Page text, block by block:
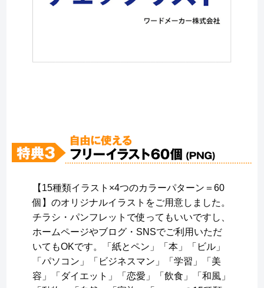
【15種類イラスト×4つのカラーパターン＝60
個】のオリジナルイラストをご用意しました。
チラシ・パンフレットで使ってもいいですし、
ホームページやブログ・SNSでご利用いただ
いてもOKです。「紙とペン」「本」「ビル」
「パソコン」「ビジネスマン」「学習」「美
容」「ダイエット」「恋愛」「飲食」「和風」